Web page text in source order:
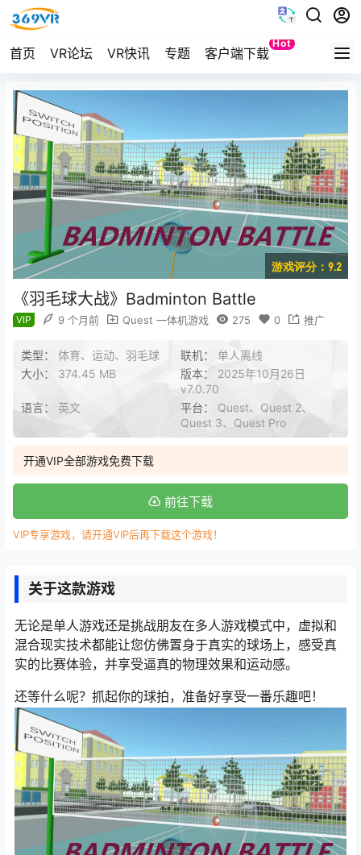
首页 VR论坛 VR快讯 专题 客户端下载
Hot
Quest
游戏评分：9.2
《羽毛球大战》Badminton Battle
VIP 9 个月前 Quest 一体机游戏 275 0 推广
类型： 体育、运动、羽毛球 联机： 单人离线
大小： 374.45 MB 版本： 2025年10月26日
v7.0.70
语言： 英文 平台： Quest、Quest 2、
Quest 3、Quest Pro
开通VIP全部游戏免费下载
前往下载
VIP专享游戏，请开通VIP后再下载这个游戏！
关于这款游戏
无论是单人游戏还是挑战朋友在多人游戏模式中，虚拟和
混合现实技术都能让您仿佛置身于真实的球场上，感受真
实的比赛体验，并享受逼真的物理效果和运动感。
还等什么呢？抓起你的球拍，准备好享受一番乐趣吧！